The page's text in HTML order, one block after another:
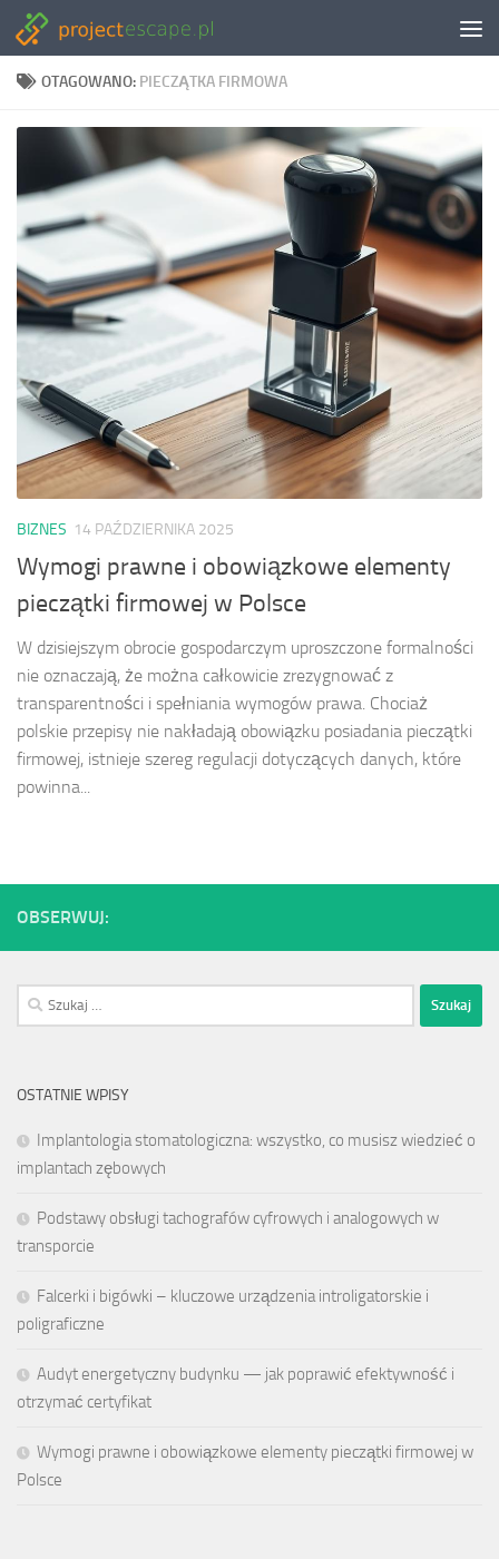
Skip to content
OTAGOWANO: PIECZĄTKA FIRMOWA
BIZNES 14 PAŹDZIERNIKA 2025
Wymogi prawne i obowiązkowe elementy
pieczątki firmowej w Polsce
W dzisiejszym obrocie gospodarczym uproszczone formalności
nie oznaczają, że można całkowicie zrezygnować z
transparentności i spełniania wymogów prawa. Chociaż
polskie przepisy nie nakładają obowiązku posiadania pieczątki
firmowej, istnieje szereg regulacji dotyczących danych, które
powinna...
OBSERWUJ:
Szukaj:
OSTATNIE WPISY
Implantologia stomatologiczna: wszystko, co musisz wiedzieć o
implantach zębowych
Podstawy obsługi tachografów cyfrowych i analogowych w
transporcie
Falcerki i bigówki – kluczowe urządzenia introligatorskie i
poligraficzne
Audyt energetyczny budynku — jak poprawić efektywność i
otrzymać certyfikat
Wymogi prawne i obowiązkowe elementy pieczątki firmowej w
Polsce